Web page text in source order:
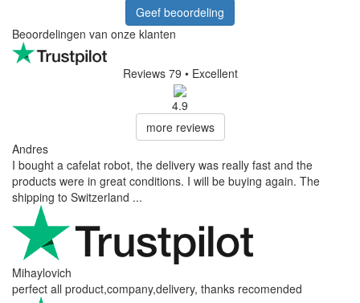
Geef beoordeling
Beoordelingen van onze klanten
Reviews 79 • Excellent
4.9
more reviews
Andres
I bought a cafelat robot, the delivery was really fast and the
products were in great conditions. I will be buying again. The
shipping to Switzerland ...
Mihaylovich
perfect all product,company,delivery, thanks recomended